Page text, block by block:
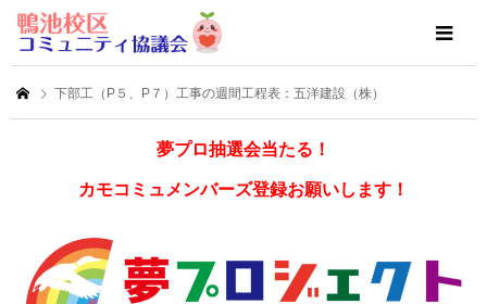
下部工（P５、P７）工事の週間工程表：五洋建設（株）
夢プロ抽選会当たる！
カモコミュメンバーズ登録お願いします！